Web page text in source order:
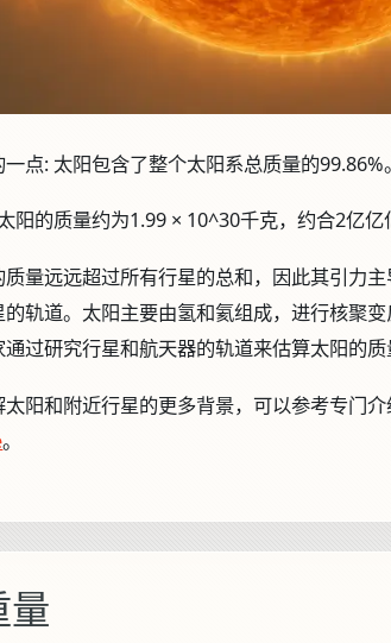
一点: 太阳包含了整个太阳系总质量的99.86%。
阳的质量约为1.99 × 10^30千克，约合2亿亿
质量远远超过所有行星的总和，因此其引力
轨道。太阳主要由氢和氦组成，进行核聚变
过研究行星和航天器的轨道来估算太阳的质
太阳和附近行星的更多背景，可以参考专门
。
量